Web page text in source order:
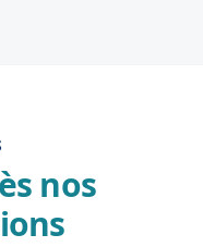
nos